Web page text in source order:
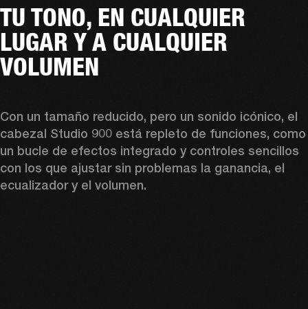
TU TONO, EN CUALQUIER
LUGAR Y A CUALQUIER
VOLUMEN
Con un tamaño reducido, pero un sonido icónico, el
cabezal Studio 900 está repleto de funciones, como
un bucle de efectos integrado y controles sencillos
con los que ajustar sin problemas la ganancia, el
ecualizador y el volumen.